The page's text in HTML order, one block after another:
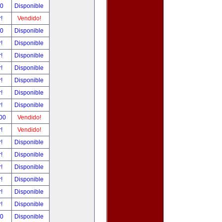
Disponible
Vendido!
Disponible
Disponible
Disponible
Disponible
Disponible
Disponible
Disponible
Vendido!
Vendido!
Disponible
Disponible
Disponible
Disponible
Disponible
Disponible
Disponible